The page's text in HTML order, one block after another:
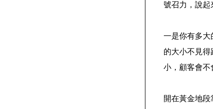
號召力，說起
一是你有多大
的大小不見
小，顧客會不
開在黃金地